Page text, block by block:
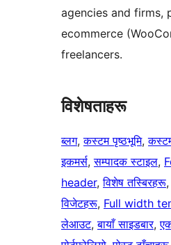
agencies and firms,
ecommerce
freelancers.
विशेषताहरू
ब्लग, कस्टम पृष्ठभूमि,
इकमर्स, सम्पादक स्टाइल,
header, विशेष तस्बिरहरू
विजेटहरू, Full width
लेआउट, बायाँ साइडबार,